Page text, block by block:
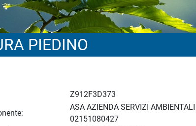
PIEDINO
Z912F3D373
ASA AZIENDA SERVIZI
02151080427